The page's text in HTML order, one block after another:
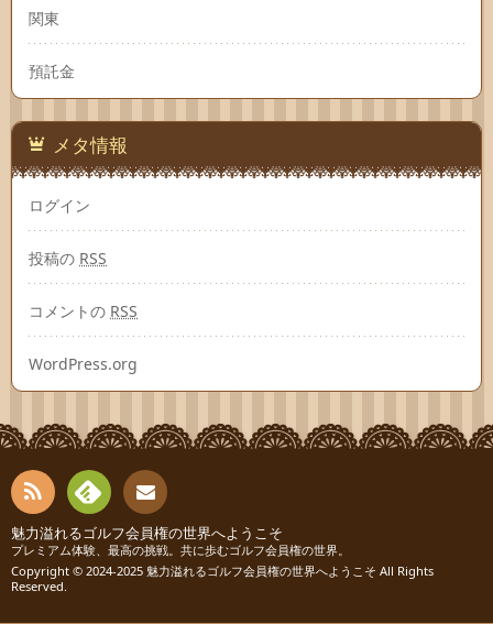
関東
預託金
メタ情報
ログイン
投稿の RSS
コメントの RSS
WordPress.org
RSS
Fee
dly
お問
い合
魅力溢れるゴルフ会員権の世界へようこそ
プレミアム体験、最高の挑戦。共に歩むゴルフ会員権の世界。
Copyright © 2024-2025 魅力溢れるゴルフ会員権の世界へようこそ All Rights
Reserved.